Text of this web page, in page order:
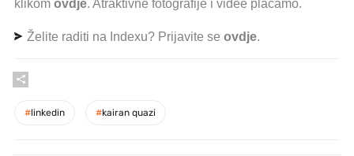
klikom ovdje. Atraktivne fotografije i videe plaćamo.
Želite raditi na Indexu? Prijavite se ovdje.
#linkedin #kairan quazi